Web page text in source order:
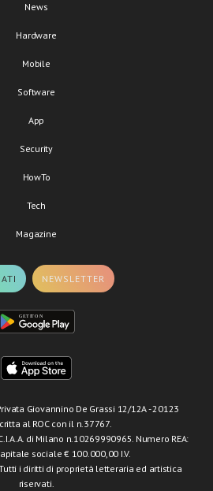
News
Hardware
Mobile
Software
App
Security
HowTo
Tech
Magazine
NEWSLETTER
Giovannino De Grassi 12/12A - 20123
al ROC con il n.37767.
di Milano n.10269990965. Numero REA:
sociale € 100.000,00 I.V.
i diritti di proprietà letteraria ed artistica
riservati.